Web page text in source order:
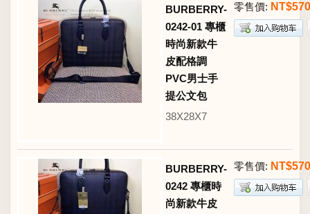
BURBERRY-
0242-01 專櫃
時尚新款牛
皮配格調
PVC男士手
提公文包
38X28X7
零售價:
BURBERRY-
0242 專櫃時
尚新款牛皮
零售價: